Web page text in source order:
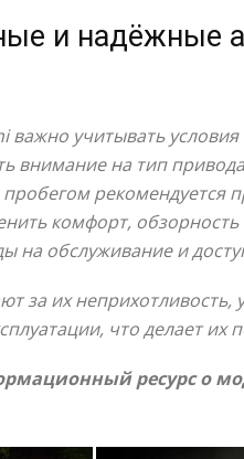
и надёжные
учитывать условия
внимание на тип
рекомендуется
комфорт,
на обслуживание и
за их неприхотливость,
что делает
ресурс о